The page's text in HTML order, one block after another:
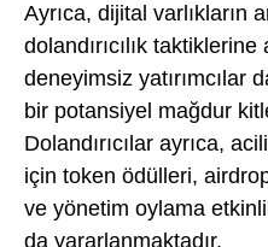
Ayrıca, dijital varlıkların
dolandırıcılık
deneyimsiz yatırımcılar
bir potansiyel mağdur
Dolandırıcılar ayrıca,
için token ödülleri,
ve yönetim oylama
da yararlanmaktadır.